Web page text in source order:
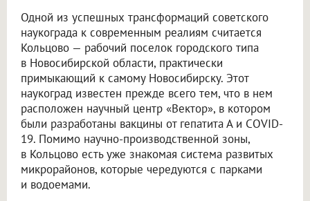
Одной из успешных трансформаций советского
наукограда к современным реалиям считается
Кольцово — рабочий поселок городского типа
в Новосибирской области, практически
примыкающий к самому Новосибирску. Этот
наукоград известен прежде всего тем, что в нем
расположен научный центр «Вектор», в котором
были разработаны вакцины от гепатита А и COVID-
19. Помимо научно-производственной зоны,
в Кольцово есть уже знакомая система развитых
микрорайонов, которые чередуются с парками
и водоемами.